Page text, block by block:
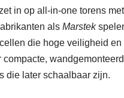
in op all-in-one torens
als Marstek
die hoge veiligheid
die later schaalbaar zijn.